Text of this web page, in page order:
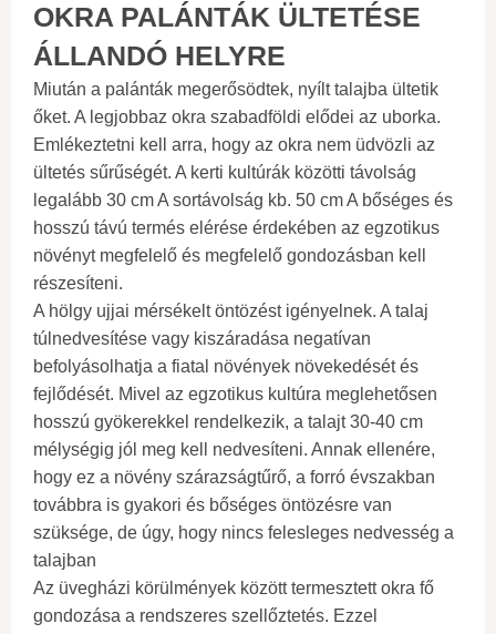
OKRA PALÁNTÁK ÜLTETÉSE
ÁLLANDÓ HELYRE
Miután a palánták megerősödtek, nyílt talajba ültetik
őket. A legjobbaz okra szabadföldi elődei az uborka.
Emlékeztetni kell arra, hogy az okra nem üdvözli az
ültetés sűrűségét. A kerti kultúrák közötti távolság
legalább 30 cm A sortávolság kb. 50 cm A bőséges és
hosszú távú termés elérése érdekében az egzotikus
növényt megfelelő és megfelelő gondozásban kell
részesíteni.
A hölgy ujjai mérsékelt öntözést igényelnek. A talaj
túlnedvesítése vagy kiszáradása negatívan
befolyásolhatja a fiatal növények növekedését és
fejlődését. Mivel az egzotikus kultúra meglehetősen
hosszú gyökerekkel rendelkezik, a talajt 30-40 cm
mélységig jól meg kell nedvesíteni. Annak ellenére,
hogy ez a növény szárazságtűrő, a forró évszakban
továbbra is gyakori és bőséges öntözésre van
szüksége, de úgy, hogy nincs felesleges nedvesség a
talajban
Az üvegházi körülmények között termesztett okra fő
gondozása a rendszeres szellőztetés. Ezzel